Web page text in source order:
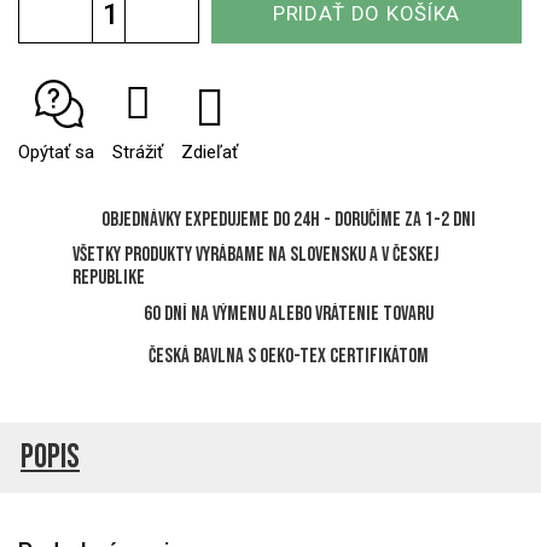
PRIDAŤ DO KOŠÍKA
Opýtať sa Strážiť Zdieľať
Objednávky expedujeme do 24h - Doručíme za 1-2 dni
Všetky produkty vyrábame na Slovensku a v Českej
republike
60 dní na výmenu alebo vrátenie tovaru
Česká bavlna s OEKO-TEX certifikátom
Popis